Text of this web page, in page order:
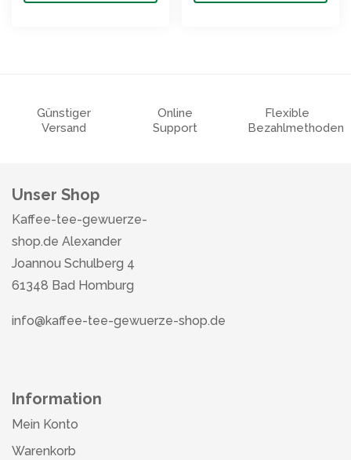
Günstiger
Versand
Online
Support
Flexible
Bezahlmethoden
Unser Shop
Kaffee-tee-gewuerze-
shop.de Alexander
Joannou Schulberg 4
61348 Bad Homburg
info@kaffee-tee-gewuerze-shop.de
Information
Mein Konto
Warenkorb